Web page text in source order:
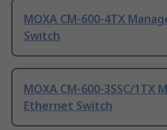
MOXA CM-600-4TX
Switch
MOXA CM-600-3SSC/1TX
Ethernet Switch